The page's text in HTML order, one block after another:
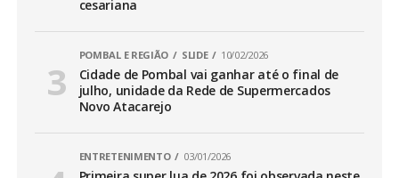
cesariana
POMBAL E REGIÃO SLIDE 10/02/2026
Cidade de Pombal vai ganhar até o final de
julho, unidade da Rede de Supermercados
Novo Atacarejo
ENTRETENIMENTO 03/01/2026